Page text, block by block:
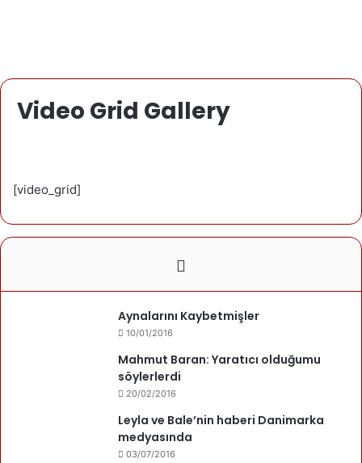
Video Grid Gallery
[video_grid]
Aynalarını Kaybetmişler
10/01/2016
Mahmut Baran: Yaratıcı olduğumu
söylerlerdi
20/02/2016
Leyla ve Bale’nin haberi Danimarka
medyasında
03/07/2016